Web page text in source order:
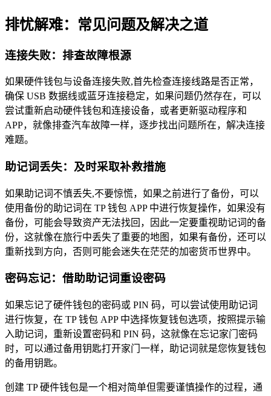
排忧解难：常见问题及解决之道
连接失败：排查故障根源
如果硬件钱包与设备连接失败,首先检查连接线路是否正常，
确保 USB 数据线或蓝牙连接稳定，如果问题仍然存在，可以
尝试重新启动硬件钱包和连接设备，或者更新驱动程序和
APP，就像排查汽车故障一样，逐步找出问题所在，解决连接
难题。
助记词丢失：及时采取补救措施
如果助记词不慎丢失,不要惊慌，如果之前进行了备份，可以
使用备份的助记词在 TP 钱包 APP 中进行恢复操作，如果没有
备份，可能会导致资产无法找回，因此一定要重视助记词的备
份，这就像在旅行中丢失了重要的地图，如果有备份，还可以
重新找到方向，否则可能会迷失在茫茫的加密货币世界中。
密码忘记：借助助记词重设密码
如果忘记了硬件钱包的密码或 PIN 码，可以尝试使用助记词
进行恢复，在 TP 钱包 APP 中选择恢复钱包选项，按照提示输
入助记词，重新设置密码和 PIN 码，这就像在忘记家门密码
时，可以通过备用钥匙打开家门一样，助记词就是您恢复钱包
的备用钥匙。
创建 TP 硬件钱包是一个相对简单但需要谨慎操作的过程，通